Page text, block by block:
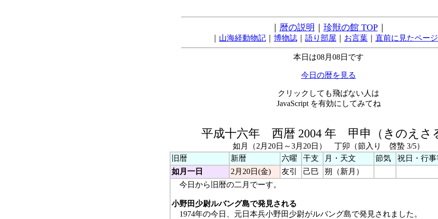
暦の説明 珍獣の館 TOP｜
山海経動物記 博物誌 語り部屋 お言葉 直前に見たページ
本日は08月08日です
今日の暦を見る
クリックしても飛ばない人は
JavaScript を有効にしてみてね
平成十六年 西暦 2004 年 甲申（きのえさ
如月（2月20日～3月20日） 丁卯（節入り 啓蟄 3/5）
旧暦
新暦 六曜 干支 月・天文 節気
祝日・行事
如月一日
2月20日(金) 友引 己巳
朔（新月）
今日から旧暦の二月でーす。
小野田少尉ルバング島で発見される
1974年の今日、元日本兵小野田少尉がルバング島で発見されました。